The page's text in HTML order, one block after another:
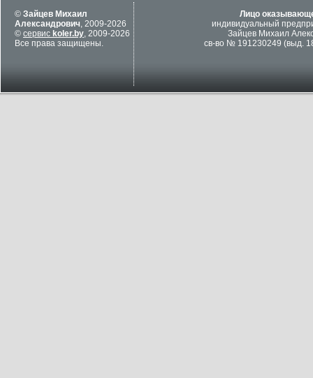
© Зайцев Михаил
Александрович, 2009-2026
© сервис koler.by, 2009-2026
Все права защищены.
Лицо
индивидуальный
Зайцев Михаил
св-во № 191230249 (выд.